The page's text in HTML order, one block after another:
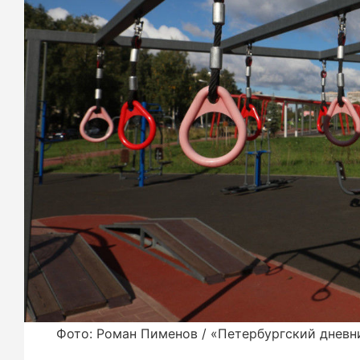
Фото: Роман Пименов / «Петербургский